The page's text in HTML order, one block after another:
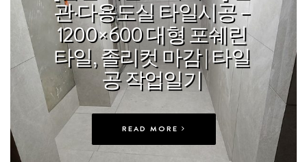
관·다용도실 타일시공 –
1200×600 대형 포쉐린
타일, 졸리컷 마감 | 타일
공 작업일기
READ MORE